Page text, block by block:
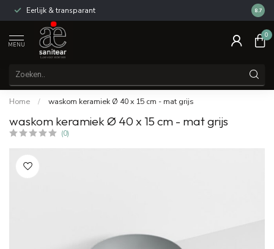
Eerlijk & transparant 8.7
MENU
0
Home / waskom keramiek Ø 40 x 15 cm - mat grijs
waskom keramiek Ø 40 x 15 cm - mat grijs
(0)